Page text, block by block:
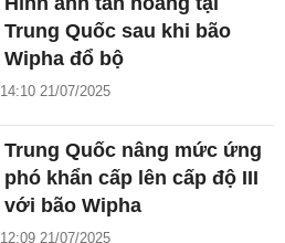
Trung Quốc sau khi bão
Wipha đổ bộ
14:10 21/07/2025
Trung Quốc nâng mức ứng
phó khẩn cấp lên cấp độ III
với bão Wipha
12:09 21/07/2025